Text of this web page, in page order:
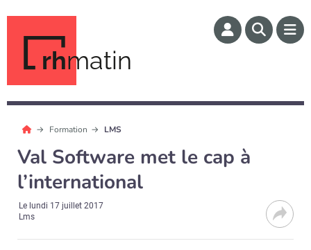
rhmatin
Formation LMS
Val Software met le cap à
l’international
Le lundi 17 juillet 2017
Lms